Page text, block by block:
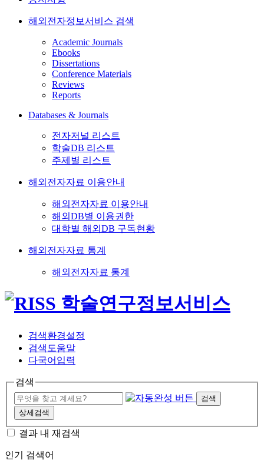
해외전자정보서비스 검색
Academic Journals
Ebooks
Dissertations
Conference Materials
Reviews
Reports
Databases & Journals
전자저널 리스트
학술DB 리스트
주제별 리스트
해외전자자료 이용안내
해외전자자료 이용안내
해외DB별 이용권한
대학별 해외DB 구독현황
해외전자자료 통계
해외전자자료 통계
검색환경설정
검색도움말
다국어입력
검색
검색
상세검색
결과 내 재검색
인기 검색어